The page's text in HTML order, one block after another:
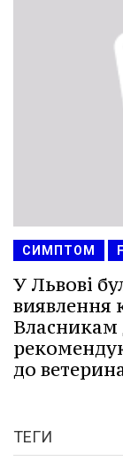
СИМПТОМ
У Львові
виявлення
до
ТЕГИ